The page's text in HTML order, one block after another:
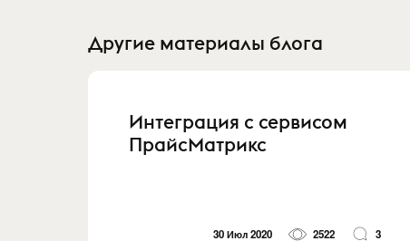
Другие материалы блога
Интеграция с сервисом
ПрайсМатрикс
30 Июл 2020 2522 3